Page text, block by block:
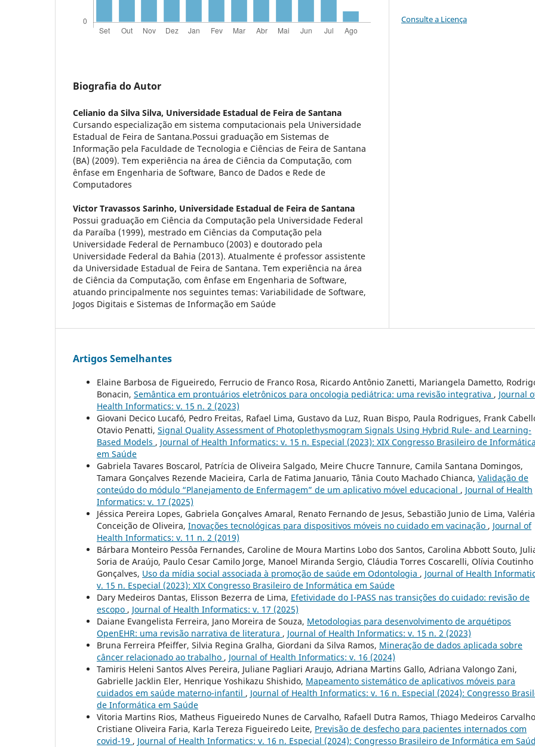
Biografia do Autor
Celianio da Silva Silva, Universidade Estadual de Feira de Santana
Cursando especialização em sistema computacionais pela Universidade
Estadual de Feira de Santana.Possui graduação em Sistemas de
Informação pela Faculdade de Tecnologia e Ciências de Feira de Santana
(BA) (2009). Tem experiência na área de Ciência da Computação, com
ênfase em Engenharia de Software, Banco de Dados e Rede de
Computadores
Victor Travassos Sarinho, Universidade Estadual de Feira de Santana
Possui graduação em Ciência da Computação pela Universidade Federal
da Paraíba (1999), mestrado em Ciências da Computação pela
Universidade Federal de Pernambuco (2003) e doutorado pela
Universidade Federal da Bahia (2013). Atualmente é professor assistente
da Universidade Estadual de Feira de Santana. Tem experiência na área
de Ciência da Computação, com ênfase em Engenharia de Software,
atuando principalmente nos seguintes temas: Variabilidade de Software,
Jogos Digitais e Sistemas de Informação em Saúde
Consulte a Licença
Artigos Semelhantes
Elaine Barbosa de Figueiredo, Ferrucio de Franco Rosa, Ricardo Antônio Zanetti, Mariangela Dametto,
Bonacin, Semântica em prontuários eletrônicos para oncologia pediátrica: uma revisão integrativa , Journal
Health Informatics: v. 15 n. 2 (2023)
Giovani Decico Lucafó, Pedro Freitas, Rafael Lima, Gustavo da Luz, Ruan Bispo, Paula Rodrigues, Frank
Otavio Penatti, Signal Quality Assessment of Photoplethysmogram Signals Using Hybrid Rule- and Learning-
Based Models , Journal of Health Informatics: v. 15 n. Especial (2023): XIX Congresso Brasileiro de Informática
em Saúde
Gabriela Tavares Boscarol, Patrícia de Oliveira Salgado, Meire Chucre Tannure, Camila Santana Domingos,
Tamara Gonçalves Rezende Macieira, Carla de Fatima Januario, Tânia Couto Machado Chianca, Validação de
conteúdo do módulo “Planejamento de Enfermagem” de um aplicativo móvel educacional , Journal of Health
Informatics: v. 17 (2025)
Jéssica Pereira Lopes, Gabriela Gonçalves Amaral, Renato Fernando de Jesus, Sebastião Junio de Lima, Valéria
Conceição de Oliveira, Inovações tecnológicas para dispositivos móveis no cuidado em vacinação , Journal of
Health Informatics: v. 11 n. 2 (2019)
Bárbara Monteiro Pessôa Fernandes, Caroline de Moura Martins Lobo dos Santos, Carolina Abbott Souto,
Soria de Araújo, Paulo Cesar Camilo Jorge, Manoel Miranda Sergio, Cláudia Torres Coscarelli, Olívia Coutinho
Gonçalves, Uso da mídia social associada à promoção de saúde em Odontologia , Journal of Health
v. 15 n. Especial (2023): XIX Congresso Brasileiro de Informática em Saúde
Dary Medeiros Dantas, Elisson Bezerra de Lima, Efetividade do I-PASS nas transições do cuidado: revisão de
escopo , Journal of Health Informatics: v. 17 (2025)
Daiane Evangelista Ferreira, Jano Moreira de Souza, Metodologias para desenvolvimento de arquétipos
OpenEHR: uma revisão narrativa de literatura , Journal of Health Informatics: v. 15 n. 2 (2023)
Bruna Ferreira Pfeiffer, Silvia Regina Gralha, Giordani da Silva Ramos, Mineração de dados aplicada sobre
câncer relacionado ao trabalho , Journal of Health Informatics: v. 16 (2024)
Tamiris Heleni Santos Alves Pereira, Juliane Pagliari Araujo, Adriana Martins Gallo, Adriana Valongo Zani,
Gabrielle Jacklin Eler, Henrique Yoshikazu Shishido, Mapeamento sistemático de aplicativos móveis para
cuidados em saúde materno-infantil , Journal of Health Informatics: v. 16 n. Especial (2024): Congresso
de Informática em Saúde
Vitoria Martins Rios, Matheus Figueiredo Nunes de Carvalho, Rafaell Dutra Ramos, Thiago Medeiros
Cristiane Oliveira Faria, Karla Tereza Figueiredo Leite, Previsão de desfecho para pacientes internados com
covid-19 , Journal of Health Informatics: v. 16 n. Especial (2024): Congresso Brasileiro de Informática em